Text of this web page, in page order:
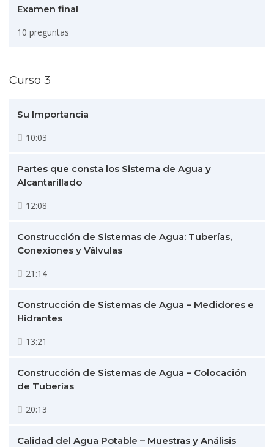
Examen final
10 preguntas
Curso 3
Su Importancia
10:03
Partes que consta los Sistema de Agua y
Alcantarillado
12:08
Construcción de Sistemas de Agua: Tuberías,
Conexiones y Válvulas
21:14
Construcción de Sistemas de Agua – Medidores e
Hidrantes
13:21
Construcción de Sistemas de Agua – Colocación
de Tuberías
20:13
Calidad del Agua Potable – Muestras y Análisis